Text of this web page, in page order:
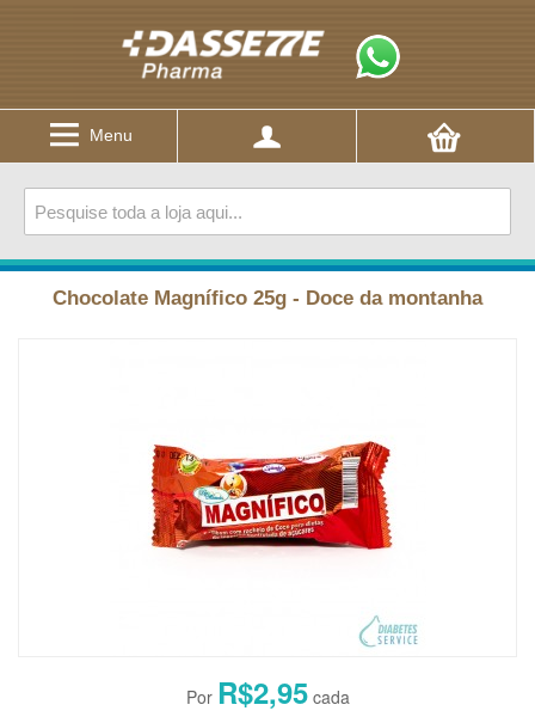
Menu
Chocolate Magnífico 25g - Doce da montanha
R$2,95